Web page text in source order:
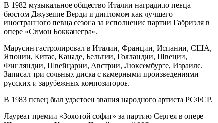
В 1982 музыкальное общество Италии наградило певца
бюстом Джузеппе Верди и дипломом как лучшего
иностранного певца сезона за исполнение партии Габриэля в
опере «Симон Бокканегра».
Марусин гастролировал в Италии, Франции, Испании, США,
Японии, Китае, Канаде, Бельгии, Голландии, Швеции,
Финляндии, Швейцарии, Австрии, Люксембурге, Израиле.
Записал три сольных диска с камерными произведениями
русских и зарубежных композиторов.
В 1983 певец был удостоен звания народного артиста РСФСР.
Лауреат премии «Золотой софит» за партию Сергея в опере